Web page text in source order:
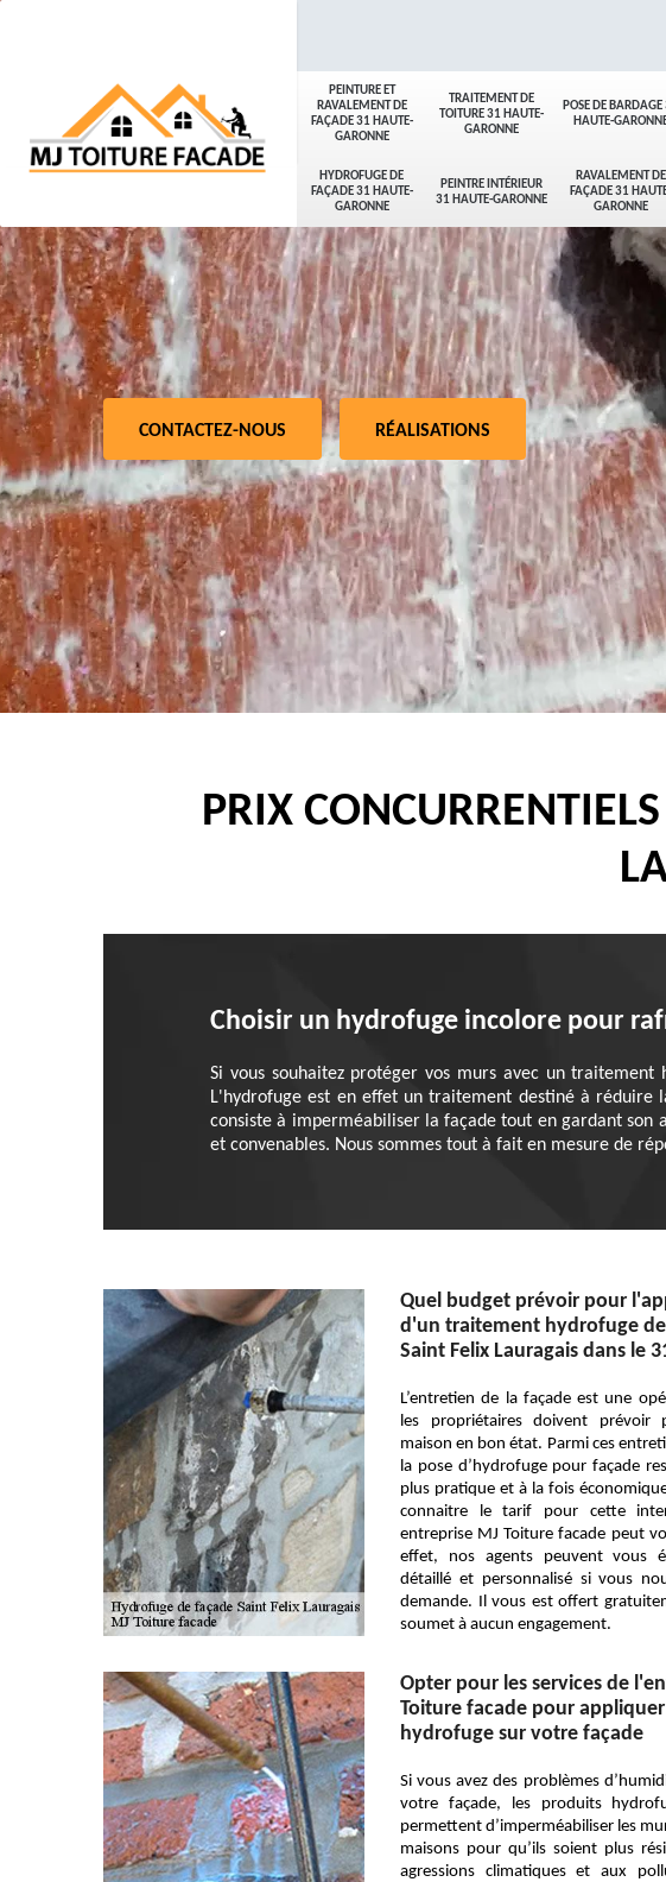
PEINTURE ET
RAVALEMENT DE
FAÇADE 31 HAUTE-
GARONNE
TRAITEMENT DE
TOITURE 31 HAUTE-
GARONNE
POSE DE
HAUTE-
HYDROFUGE DE
FAÇADE 31 HAUTE-
GARONNE
PEINTRE INTÉRIEUR
31 HAUTE-GARONNE
RAVALEMENT DE
FAÇADE 31
GARONNE
CONTACTEZ-NOUS RÉALISATIONS
PRIX
Choisir un hydrofuge incolore pour
Si vous souhaitez protéger vos murs avec un
L'hydrofuge est en effet un traitement destiné à
consiste à imperméabiliser la façade tout en gardant son
et convenables. Nous sommes tout à fait en mesure de
Quel budget prévoir pour
d'un traitement hydrofuge
Saint Felix Lauragais dans le
L’entretien de la façade est une
les propriétaires doivent prévoir
maison en bon état. Parmi ces
la pose d’hydrofuge pour façade
plus pratique et à la fois
connaitre le tarif pour cette
entreprise MJ Toiture facade peut
effet, nos agents peuvent vous
détaillé et personnalisé si vous
demande. Il vous est offert
soumet à aucun engagement.
Opter pour les services de
Toiture facade pour
hydrofuge sur votre façade
Si vous avez des problèmes
votre façade, les produits
permettent d’imperméabiliser les
maisons pour qu’ils soient plus
agressions climatiques et aux